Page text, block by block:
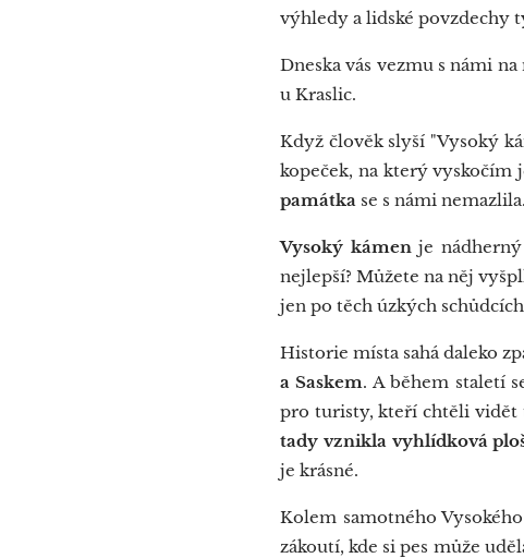
výhledy a lidské povzdechy
Dneska vás vezmu s námi
u Kraslic.
Když člověk slyší "Vysoký
kopeček, na který vyskočím
památka se s námi nemazlila.
Vysoký kámen je
nejlepší? Můžete na něj
jen po těch úzkých
Historie místa sahá daleko
a Saskem. A během staletí
pro turisty, kteří chtěli vidět
tady vznikla vyhlídková
je krásné.
Kolem samotného
zákoutí, kde si pes může